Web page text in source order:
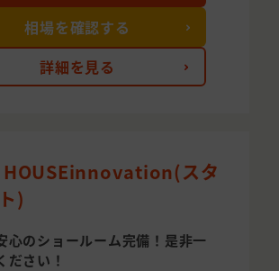
詳細を見る
相場を確認する
HOUSEinnovation(スタ
)
心のショールーム完備！是非一
ださい！